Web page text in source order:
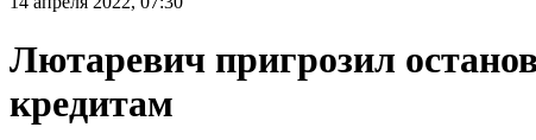
Лютаревич пригрозил
кредитам